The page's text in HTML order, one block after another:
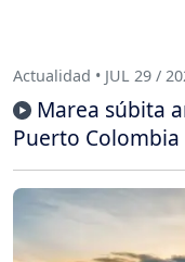
Actualidad • JUL 29 /
Marea súbita
Puerto Colombia